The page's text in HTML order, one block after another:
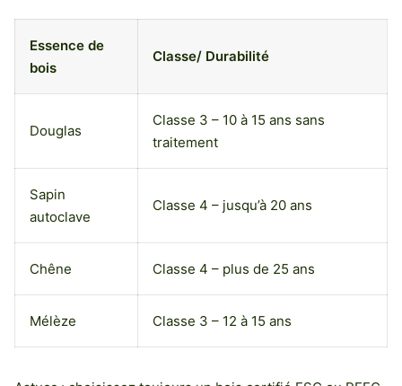
Essence de
bois
Classe/ Durabilité
Douglas
Classe 3 – 10 à 15 ans sans
traitement
Sapin
autoclave
Classe 4 – jusqu’à 20 ans
Chêne Classe 4 – plus de 25 ans
Mélèze Classe 3 – 12 à 15 ans